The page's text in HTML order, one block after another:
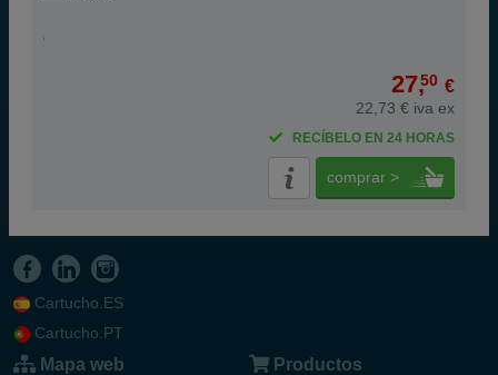
27,50 €
22,73 € iva ex
RECÍBELO EN 24 HORAS
comprar >
Cartucho.ES
Cartucho.PT
Mapa web Productos